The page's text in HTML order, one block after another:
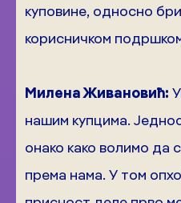
куповине, односно
корисничком
Милена Живановић:
нашим купцима.
онако како волимо да
према нама. У том